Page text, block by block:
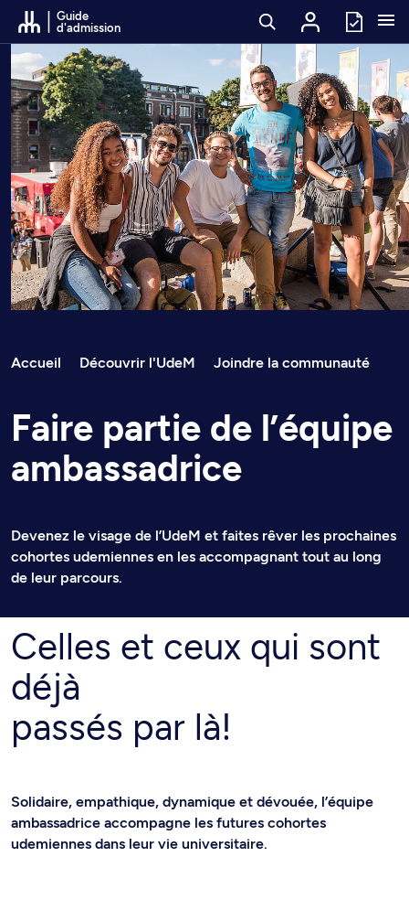
Passer au contenu
Guide
d'admission
Fil d’arianne
Accueil Découvrir l'UdeM Joindre la communauté
Faire partie de l’équipe
ambassadrice
Devenez le visage de l’UdeM et faites rêver les prochaines
cohortes udemiennes en les accompagnant tout au long
de leur parcours.
Celles et ceux qui sont
déjà
passés par là!
Solidaire, empathique, dynamique et dévouée, l’équipe
ambassadrice accompagne les futures cohortes
udemiennes dans leur vie universitaire.